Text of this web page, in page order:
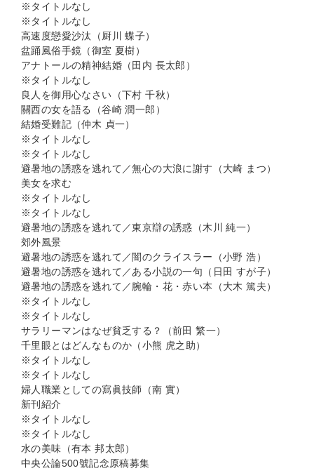
※タイトルなし
※タイトルなし
高速度戀愛沙汰（厨川 蝶子）
盆踊風俗手鏡（御室 夏樹）
アナトールの精神結婚（田内 長太郎）
※タイトルなし
良人を御用心なさい（下村 千秋）
關西の女を語る（谷崎 潤一郎）
結婚受難記（仲木 貞一）
※タイトルなし
※タイトルなし
避暑地の誘惑を逃れて／無心の大浪に謝す（大崎 まつ）
美女を求む
※タイトルなし
※タイトルなし
避暑地の誘惑を逃れて／東京辯の誘惑（木川 純一）
郊外風景
避暑地の誘惑を逃れて／闇のクライスラー（小野 浩）
避暑地の誘惑を逃れて／ある小説の一句（日田 すが子）
避暑地の誘惑を逃れて／腕輪・花・赤い本（大木 篤夫）
※タイトルなし
※タイトルなし
サラリーマンはなぜ貧乏する？（前田 繁一）
千里眼とはどんなものか（小熊 虎之助）
※タイトルなし
※タイトルなし
婦人職業としての寫眞技師（南 實）
新刊紹介
※タイトルなし
※タイトルなし
水の美味（有本 邦太郎）
中央公論500號記念原稿募集